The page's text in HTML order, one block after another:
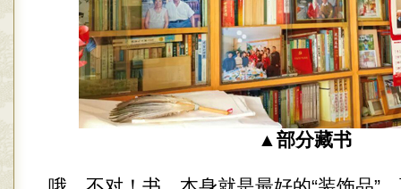
▲部分藏书